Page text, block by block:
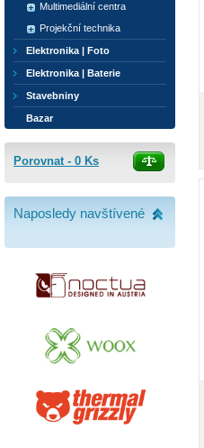
Multimediální centra
Projekční technika
Elektronika | Foto
Elektronika | Baterie
Stavebniny
Bazar
Porovnat - 0 Ks
Naposledy navštívené